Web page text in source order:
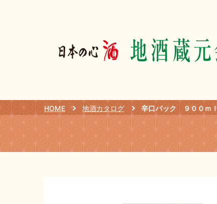
HOME 地酒カタログ 辛口パック ９００ｍｌ